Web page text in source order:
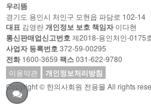
우리뜸
경기도 용인시 처인구 모현읍 파담로 102-14
대표 김영란개인정보 보호 책임자이다현
통신판매업신고번호제2018-용인처인-0175
사업자 등록번호372-59-00295
전화1600-3659 팩스031-622-9780
이용약관
개인정보처리방침
Copyright © 한의사회원 전용몰 All rights